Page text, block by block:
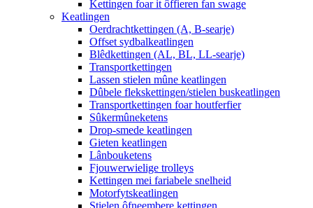
Kettingen foar it ôffieren fan swage
Keatlingen
Oerdrachtkettingen (A, B-searje)
Offset sydbalkeatlingen
Blêdkettingen (AL, BL, LL-searje)
Transportkettingen
Lassen stielen mûne keatlingen
Dûbele flekskettingen/stielen buskeatlingen
Transportkettingen foar houtferfier
Sûkermûneketens
Drop-smede keatlingen
Gieten keatlingen
Lânbouketens
Fjouwerwielige trolleys
Kettingen mei fariabele snelheid
Motorfytskeatlingen
Stielen ôfneembere kettingen